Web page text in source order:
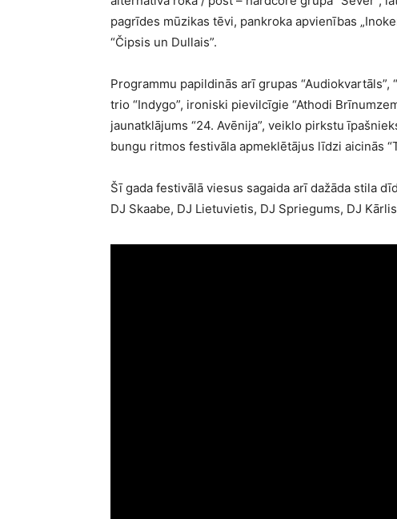
pagrīdes mūzikas tēvi, pankroka apvienības
“Čipsis un Dullais”.
Programmu papildinās arī grupas “Audiokvartāls”,
trio “Indygo”, ironiski pievilcīgie “Athodi
jaunatklājums “24. Avēnija”, veiklo pirkstu
bungu ritmos festivāla apmeklētājus līdzi aicinās
Šī gada festivālā viesus sagaida arī dažāda stila
DJ Skaabe, DJ Lietuvietis, DJ Spriegums, DJ